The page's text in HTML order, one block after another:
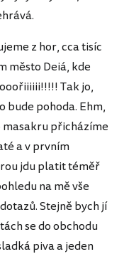
z hor, cca tisíc
město Deiá, kde
Tak jo,
bude pohoda. Ehm,
přicházíme
a v prvním
jdu platit téměř
na mě vše
Stejně bych jí
se do obchodu
piva a jeden